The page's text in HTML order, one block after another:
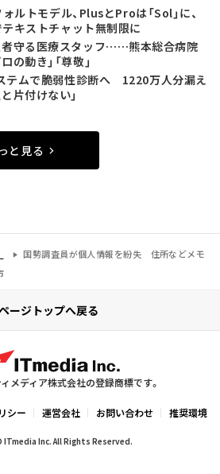
ルトモデル、PlusとProは「Sol」に、
テキストチャット無制限に
者守る医療スタッフ……熊本総合病院
動き」「尊敬」
テムで脆弱性診断へ 1220万人分漏え
片付けない」
と見る
国勢調査員が個人情報を紛失 住所などメモ
ージトップへ戻る
メディア株式会社の登録商標です。
シー 運営会社 お問い合わせ 推奨環境
Inc. All Rights Reserved.